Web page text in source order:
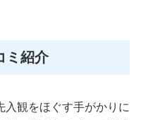
ミ紹介
入観をほぐす手がかりに